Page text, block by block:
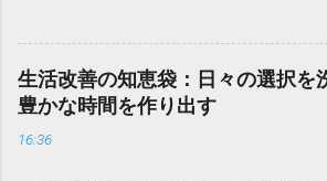
いるなら、まずは気軽に相談してみるの
愛車の査定についてプロに相談してみる
車両、今の本当の価値はどれくらいだろ
はありませんか。日々の業務を支えるト
車などの車両は、企業にとって大切な資
ざその価値を正確に把握しようとすると
生活改善の知恵袋：日々の選択を
豊かな時間を作り出す
16:36